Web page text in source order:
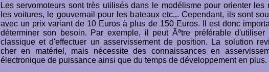
Les servomoteurs sont très utilisés dans le modélisme pour orienter les
les voitures, le gouvernail pour les bateaux etc... Cependant, ils sont
avec un prix variant de 10 Euros à plus de 150 Euros. Il est donc
déterminer son besoin. Par exemple, il peut Ãªtre préférable d'utiliser
classique et d'effectuer un asservissement de position. La solution
cher en matériel, mais nécessite des connaissances en
électronique de puissance ainsi que du temps de développement en plus.